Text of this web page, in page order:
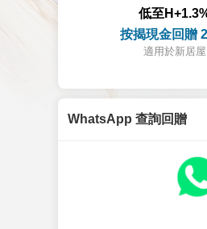
低至
按揭現金回贈
適用於新居屋
WhatsApp 查詢回贈